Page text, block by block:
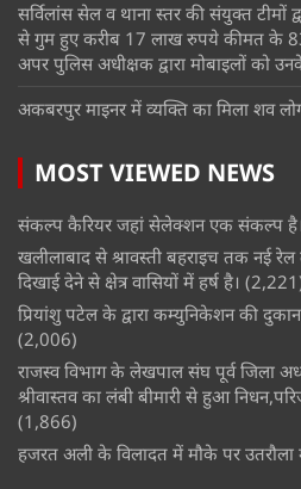
सर्विलांस सेल व थाना स्तर की संयुक्त टीमों
से गुम हुए करीब 17 लाख रुपये कीमत के
अपर पुलिस अधीक्षक द्वारा मोबाइलों को
अकबरपुर माइनर में व्यक्ति का मिला शव
MOST VIEWED NEWS
संकल्प कैरियर जहां सेलेक्शन एक संकल्प है।
खलीलाबाद से श्रावस्ती बहराइच तक नई रेल
दिखाई देने से क्षेत्र वासियों में हर्ष है।
प्रियांशु पटेल के द्वारा कम्युनिकेशन की
(2,006)
राजस्व विभाग के लेखपाल संघ पूर्व जिला
श्रीवास्तव का लंबी बीमारी से हुआ
(1,866)
हजरत अली के विलादत में मौके पर